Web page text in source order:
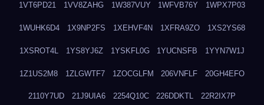
1VT6PD21 1VV8ZAHG 1W387VUY 1WFVB76Y 1WPX7P03
1WUHK6D4 1X9NP2FS 1XEHVF4N 1XFRA9ZO 1XS2YS68
1XSROT4L 1YS8YJ6Z 1YSKFL0G 1YUCNSFB 1YYN7W1J
1Z1US2M8 1ZLGWTF7 1ZOCGLFM 206VNFLF 20GH4EFO
2110Y7UD 21J9UIA6 2254Q10C 226DDKTL 22R2IX7P